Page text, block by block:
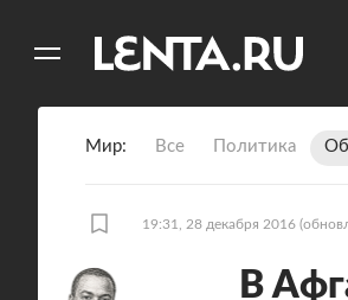
Мир Все Политика
19:31, 28 декабря 2016
В